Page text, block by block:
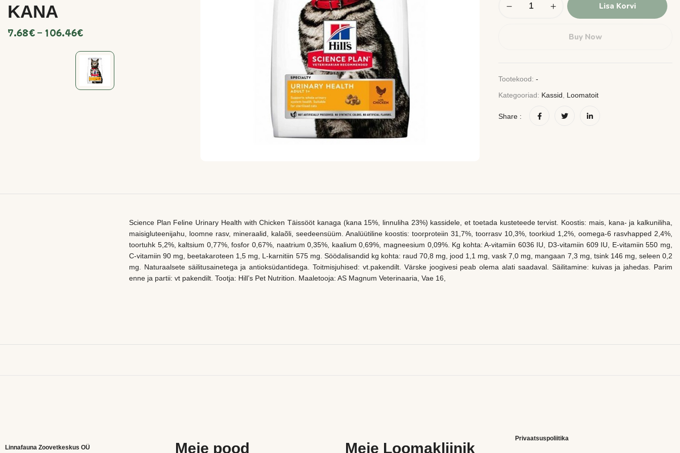
KANA
7.68€ – 106.46€
Lisa Korvi
Buy Now
Tootekood:-
Kategooriad: Kassid Loomatoit
Share :
Science Plan Feline Urinary Health with Chicken Täissööt kanaga (kana 15%, linnuliha 23%) kassidele, et toetada kusteteede tervist. Koostis: mais, kana- ja kalkuniliha,
maisigluteenijahu, loomne rasv, mineraalid, kalaõli, seedeensüüm. Analüütiline koostis: toorproteiin 31,7%, toorrasv 10,3%, toorkiud 1,2%, oomega-6 rasvhapped 2,4%,
toortuhk 5,2%, kaltsium 0,77%, fosfor 0,67%, naatrium 0,35%, kaalium 0,69%, magneesium 0,09%. Kg kohta: A-vitamiin 6036 IU, D3-vitamiin 609 IU, E-vitamiin 550 mg,
C-vitamiin 90 mg, beetakaroteen 1,5 mg, L-karnitiin 575 mg. Söödalisandid kg kohta: raud 70,8 mg, jood 1,1 mg, vask 7,0 mg, mangaan 7,3 mg, tsink 146 mg, seleen 0,2
mg. Naturaalsete säilitusainetega ja antioksüdantidega. Toitmisjuhised: vt.pakendilt. Värske joogivesi peab olema alati saadaval. Säilitamine: kuivas ja jahedas. Parim
enne ja partii: vt pakendilt. Tootja: Hill’s Pet Nutrition. Maaletooja: AS Magnum Veterinaaria, Vae 16,
Linnafauna Zoovetkeskus OÜ Meie pood Meie Loomakliinik
Privaatsuspoliitika